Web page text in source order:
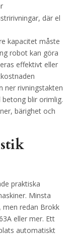
där el
kapacitet måste
robot kan göra
effektivt eller
ner rivningstakten
blir orimlig.
bärighet och
praktiska
Minsta
men redan Brokk
eller mer. Ett
automatiskt